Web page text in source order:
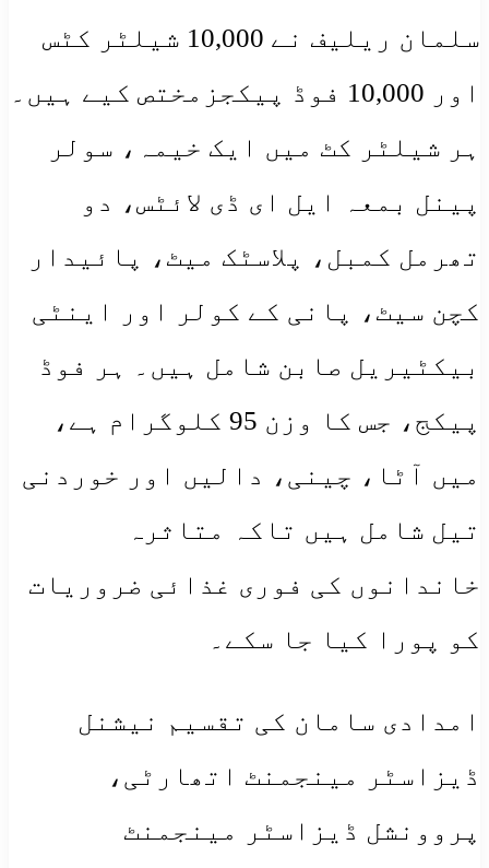
سلمان ریلیف نے 10,000 شیلٹر کٹس
اور 10,000 فوڈ پیکجزمختص کیے ہیں۔
ہر شیلٹر کٹ میں ایک خیمہ، سولر
پینل بمعہ ایل ای ڈی لائٹس، دو
تھرمل کمبل، پلاسٹک میٹ، پائیدار
کچن سیٹ، پانی کے کولر اور اینٹی
بیکٹیریل صابن شامل ہیں۔ ہر فوڈ
پیکج، جس کا وزن 95 کلوگرام ہے،
میں آٹا، چینی، دالیں اور خوردنی
تیل شامل ہیں تاکہ متاثرہ
خاندانوں کی فوری غذائی ضروریات
کو پورا کیا جا سکے۔
امدادی سامان کی تقسیم نیشنل
ڈیزاسٹر مینجمنٹ اتھارٹی،
پروونشل ڈیزاسٹر مینجمنٹ